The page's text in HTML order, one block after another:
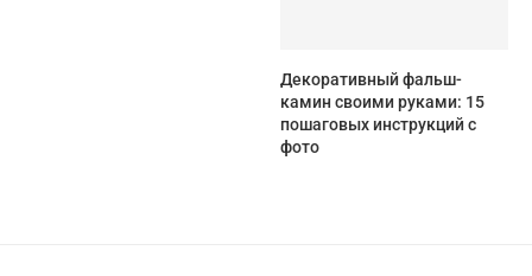
Декоративный фальш-
камин своими руками: 15
пошаговых инструкций с
фото